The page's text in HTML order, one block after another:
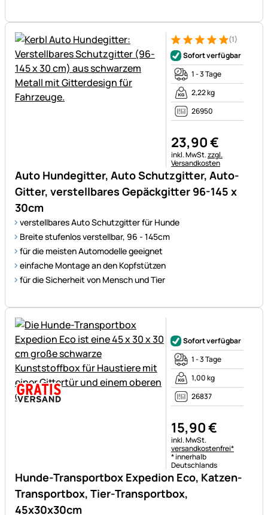
Auto Hundegitter, Auto Schutzgitter, Auto-
Gitter, verstellbares Gepäckgitter 96-145 x
30cm
verstellbares Auto Schutzgitter für Hunde
Breite stufenlos verstellbar, 96 - 145cm
für die meisten Automodelle geeignet
einfache Montage an den Kopfstützen
für die Sicherheit von Mensch und Tier
Bewertung: 5 von 5 (1
1 Bewertung
(1)
Sofort verfügbar
1 - 3 Tage
2,22 kg
26950
23,90€
Steuerhinweis:
inkl. MwSt.zzgl.
Versandkosten
Hunde-Transportbox Expedion Eco, Katzen-
Transportbox, Tier-Transportbox,
45x30x30cm
Sofort verfügbar
1 - 3 Tage
1,00 kg
26837
15,90€
Steuerhinweis:
inkl. MwSt.
versandkostenfrei*
* innerhalb
Deutschlands